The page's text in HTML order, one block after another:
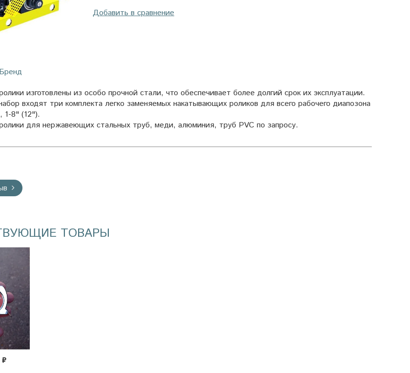
Добавить в сравнение
изготовлены из особо прочной стали, что обеспечивает более долгий срок их эксплуатации.
входят три комплекта легко заменяемых накатывающих роликов для всего рабочего диапозона
1-8" (12").
для нержавеющих стальных труб, меди, алюминия, труб PVC по запросу.
Бренд
ТОВАРЫ